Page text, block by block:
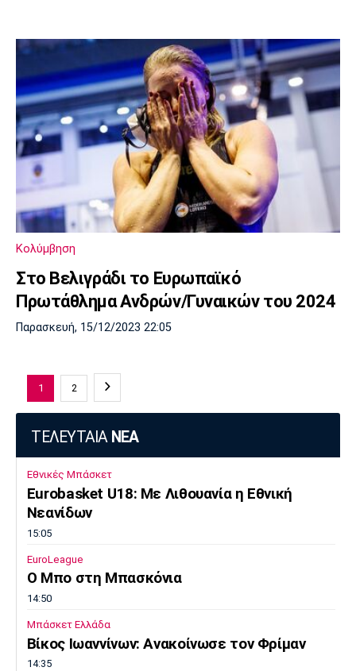
Κολύμβηση
Στο Βελιγράδι το Ευρωπαϊκό
Πρωτάθλημα Ανδρών/Γυναικών του 2024
Παρασκευή, 15/12/2023 22:05
1 2
ΤΕΛΕΥΤΑΙΑ ΝΕΑ
Εθνικές Μπάσκετ
Eurobasket U18: Με Λιθουανία η Εθνική
Νεανίδων
15:05
EuroLeague
Ο Μπο στη Μπασκόνια
14:50
Μπάσκετ Ελλάδα
Βίκος Ιωαννίνων: Ανακοίνωσε τον Φρίμαν
14:35